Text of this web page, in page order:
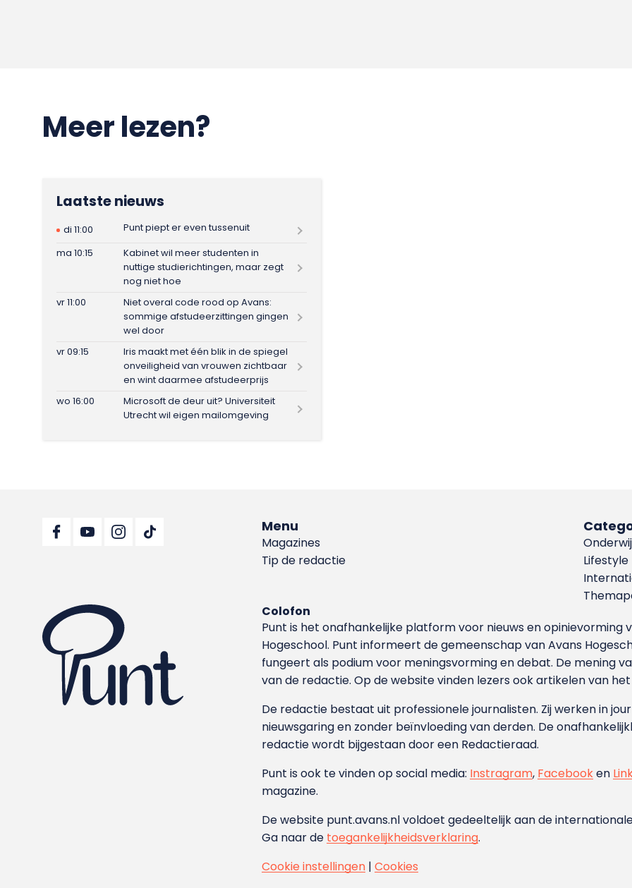
Meer lezen?
Laatste nieuws
di 11:00
Punt piept er even tussenuit
ma 10:15
Kabinet wil meer studenten in
nuttige studierichtingen, maar zegt
nog niet hoe
vr 11:00
Niet overal code rood op Avans:
sommige afstudeerzittingen gingen
wel door
vr 09:15
Iris maakt met één blik in de spiegel
onveiligheid van vrouwen zichtbaar
en wint daarmee afstudeerprijs
wo 16:00
Microsoft de deur uit? Universiteit
Utrecht wil eigen mailomgeving
Menu
Magazines
Tip de redactie
Lifestyle
Colofon
Punt is het onafhankelijke platform voor nieuws en
Hoge­school. Punt informeert de gemeenschap van Avans
fungeert als podium voor meningsvorming en debat. De mening
van de redactie. Op de website vinden lezers ook artikelen van
De redactie bestaat uit professionele journalisten. Zij werken in
nieuwsgaring en zonder beïnvloeding van derden. De
redactie wordt bijgestaan door een Redactieraad.
Punt is ook te vinden op social media: Instragram, Facebooken
magazine.
De website punt.avans.nl voldoet gedeeltelijk aan de
Ga naar de toegankelijkheidsverklaring.
Cookie instellingen |Cookies